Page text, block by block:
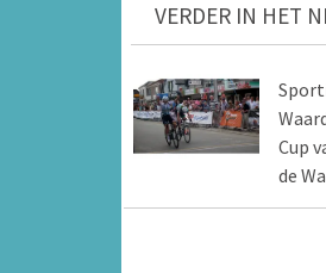
VERDER IN HET
Cup
de